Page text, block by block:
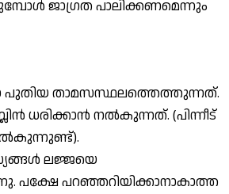
ജാഗ്രത പാലിക്കണമെന്നും
പുതിയ താമസസ്ഥലത്തെത്തുന്നത്.
നല്‍കുന്നത്. (പിന്നീട്
ലജ്ജയെ
പറഞ്ഞറിയിക്കാനാകാത്ത